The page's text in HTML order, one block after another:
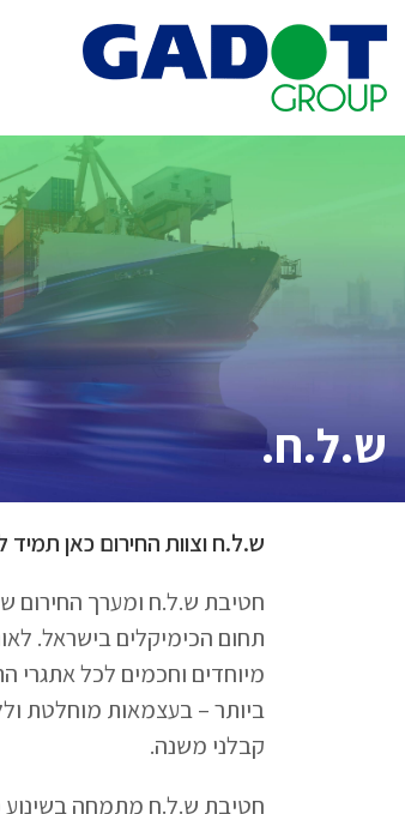
content
ש.ל.ח.
ש.ל.ח וצוות החירום כאן תמיד
חטיבת ש.ל.ח ומערך החירום
תחום הכימיקלים בישראל.
מיוחדים וחכמים לכל אתגרי
ביותר – בעצמאות מוחלטת
קבלני משנה.
חטיבת ש.ל.ח מתמחה בשינוע